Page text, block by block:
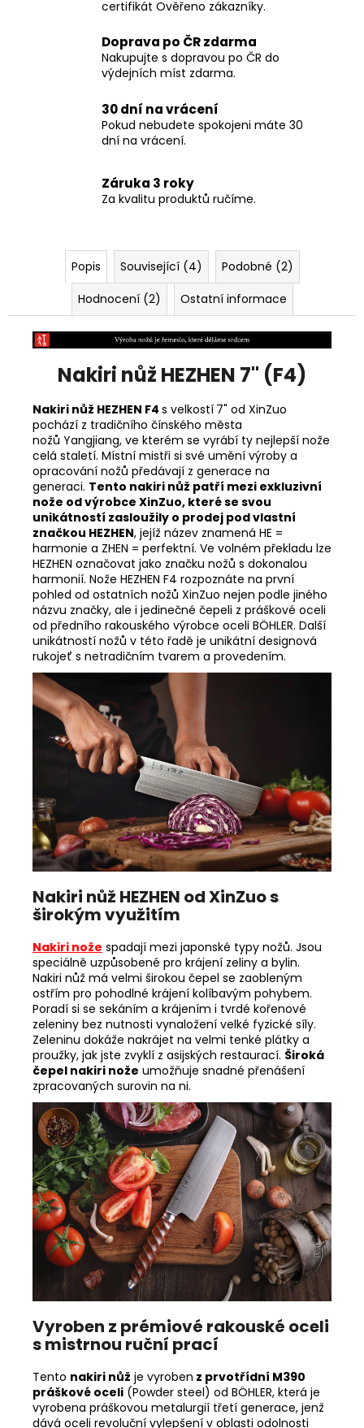
certifikát Ověřeno zákazníky.
Doprava po ČR zdarma
Nakupujte s dopravou po ČR do
výdejních míst zdarma.
30 dní na vrácení
Pokud nebudete spokojeni máte 30
dní na vrácení.
Záruka 3 roky
Za kvalitu produktů ručíme.
Popis Související (4)
Podobné (2)
Hodnocení (2)
Ostatní informace
Nakiri nůž HEZHEN 7" (F4)
Nakiri nůž HEZHEN F4 s velkostí 7" od XinZuo
pochází z tradičního čínského města
nožů Yangjiang, ve kterém se vyrábí ty nejlepší nože
celá staletí. Místní mistři si své umění výroby a
opracování nožů předávají z generace na
generaci. Tento nakiri nůž patří mezi exkluzivní
nože od výrobce XinZuo, které se svou
unikátností zasloužily o prodej pod vlastní
značkou HEZHEN, jejíž název znamená HE =
harmonie a ZHEN = perfektní. Ve volném překladu lze
HEZHEN označovat jako značku nožů s dokonalou
harmonií. Nože HEZHEN F4 rozpoznáte na první
pohled od ostatních nožů XinZuo nejen podle jiného
názvu značky, ale i jedinečné čepeli z práškové oceli
od předního rakouského výrobce oceli BÖHLER. Další
unikátností nožů v této řadě je unikátní designová
rukojeť s netradičním tvarem a provedením.
Nakiri nůž HEZHEN od XinZuo s
širokým využitím
Nakiri nože spadají mezi japonské typy nožů. Jsou
speciálně uzpůsobené pro krájení zeliny a bylin.
Nakiri nůž má velmi širokou čepel se zaobleným
ostřím pro pohodlné krájení kolíbavým pohybem.
Poradí si se sekáním a krájením i tvrdé kořenové
zeleniny bez nutnosti vynaložení velké fyzické síly.
Zeleninu dokáže nakrájet na velmi tenké plátky a
proužky, jak jste zvyklí z asijských restaurací. Široká
čepel nakiri nože umožňuje snadné přenášení
zpracovaných surovin na ni.
Vyroben z prémiové rakouské oceli
s mistrnou ruční prací
Tento nakiri nůž je vyroben z prvotřídní M390
práškové oceli (Powder steel) od BÖHLER, která je
vyrobena práškovou metalurgií třetí generace, jenž
dává oceli revoluční vylepšení v oblasti odolnosti